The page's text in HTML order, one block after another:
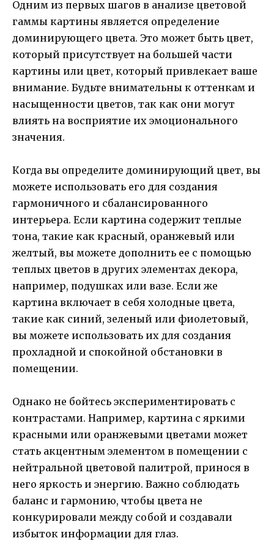
Одним из первых шагов в анализе цветовой
гаммы картины является определение
доминирующего цвета. Это может быть цвет,
который присутствует на большей части
картины или цвет, который привлекает ваше
внимание. Будьте внимательны к оттенкам и
насыщенности цветов, так как они могут
влиять на восприятие их эмоционального
значения.
Когда вы определите доминирующий цвет, вы
можете использовать его для создания
гармоничного и сбалансированного
интерьера. Если картина содержит теплые
тона, такие как красный, оранжевый или
желтый, вы можете дополнить ее с помощью
теплых цветов в других элементах декора,
например, подушках или вазе. Если же
картина включает в себя холодные цвета,
такие как синий, зеленый или фиолетовый,
вы можете использовать их для создания
прохладной и спокойной обстановки в
помещении.
Однако не бойтесь экспериментировать с
контрастами. Например, картина с яркими
красными или оранжевыми цветами может
стать акцентным элементом в помещении с
нейтральной цветовой палитрой, принося в
него яркость и энергию. Важно соблюдать
баланс и гармонию, чтобы цвета не
конкурировали между собой и создавали
избыток информации для глаз.